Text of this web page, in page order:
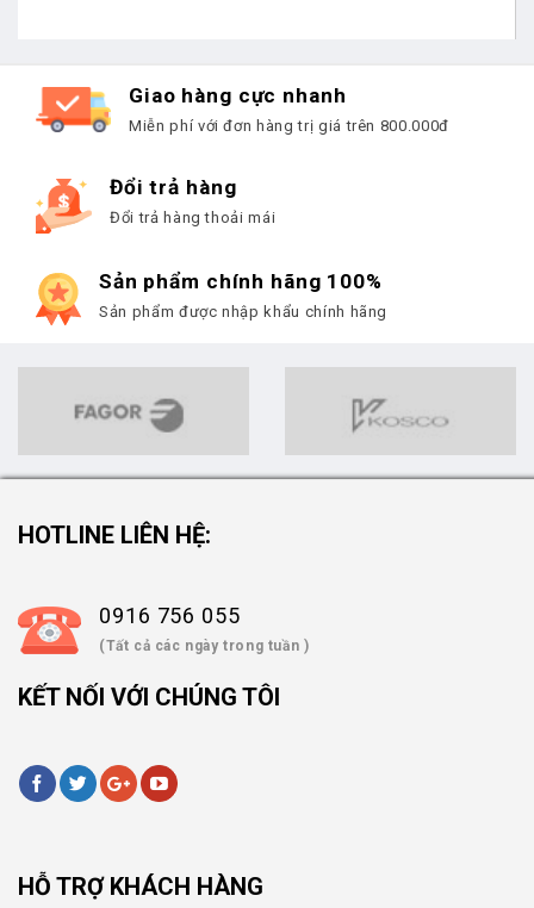
Giao hàng cực nhanh
Miễn phí với đơn hàng trị giá trên 800.000đ
Đổi trả hàng
Đổi trả hàng thoải mái
Sản phẩm chính hãng 100%
Sản phẩm được nhập khẩu chính hãng
HOTLINE LIÊN HỆ:
0916 756 055
(Tất cả các ngày trong tuần )
KẾT NỐI VỚI CHÚNG TÔI
HỖ TRỢ KHÁCH HÀNG